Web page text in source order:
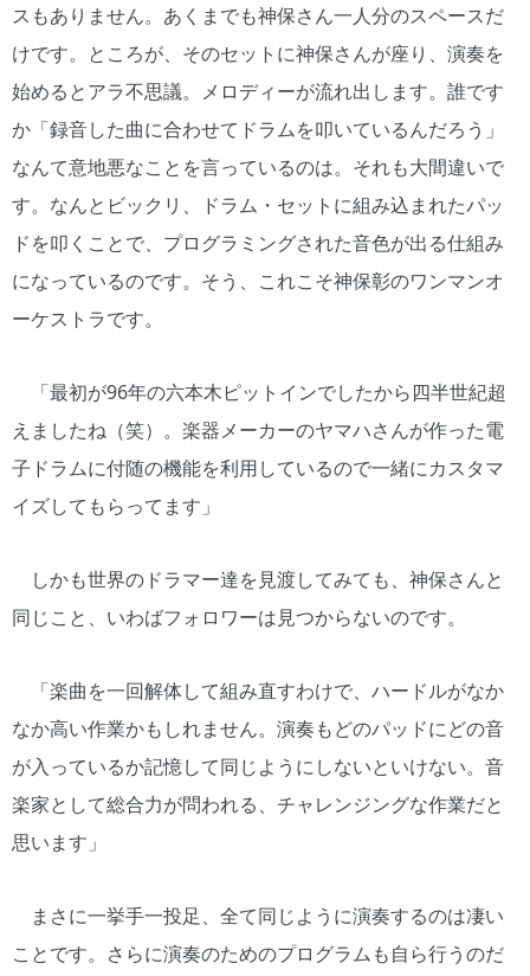
スもありません。あくまでも神保さん一人分のスペースだ
けです。ところが、そのセットに神保さんが座り、演奏を
始めるとアラ不思議。メロディーが流れ出します。誰です
か「録音した曲に合わせてドラムを叩いているんだろう」
なんて意地悪なことを言っているのは。それも大間違いで
す。なんとビックリ、ドラム・セットに組み込まれたパッ
ドを叩くことで、プログラミングされた音色が出る仕組み
になっているのです。そう、これこそ神保彰のワンマンオ
ーケストラです。
「最初が96年の六本木ピットインでしたから四半世紀超
えましたね（笑）。楽器メーカーのヤマハさんが作った電
子ドラムに付随の機能を利用しているので一緒にカスタマ
イズしてもらってます」
しかも世界のドラマー達を見渡してみても、神保さんと
同じこと、いわばフォロワーは見つからないのです。
「楽曲を一回解体して組み直すわけで、ハードルがなか
なか高い作業かもしれません。演奏もどのパッドにどの音
が入っているか記憶して同じようにしないといけない。音
楽家として総合力が問われる、チャレンジングな作業だと
思います」
まさに一挙手一投足、全て同じように演奏するのは凄い
ことです。さらに演奏のためのプログラムも自ら行うのだ